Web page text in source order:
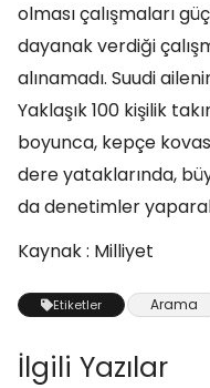
olması çalışmaları
dayanak verdiği
alınamadı. Suudi
Yaklaşık 100 kişilik
boyunca, kepçe
dere yataklarında,
da denetimler
Kaynak : Milliyet
Etiketler Arama
İlgili Yazılar